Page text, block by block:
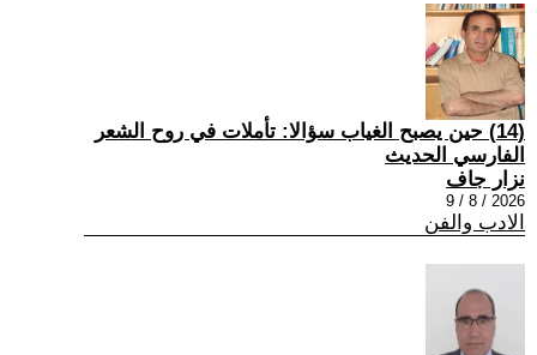
(14) حين يصبح الغياب سؤالا: تأملات في روح الشعر
الفارسي الحديث
نزار جاف
2026 / 8 / 9
الادب والفن